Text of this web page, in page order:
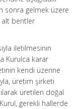
sonra gelmek üzere
alt bentler
iletilmesinin
Kurulca karar
kendi üzerine
üretim şirketi
üretilen doğal
gerekli hallerde